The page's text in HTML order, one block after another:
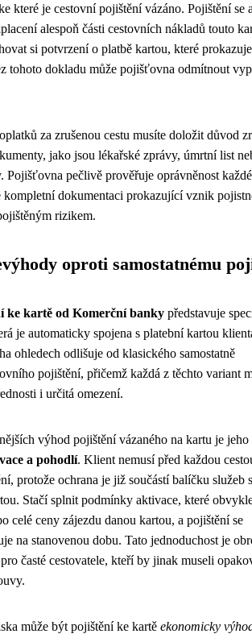
které je cestovní pojištění vázáno. Pojištění se
alespoň části cestovních nákladů touto
si potvrzení o platbě kartou, které
tohoto dokladu může pojišťovna odmítnout
za zrušenou cestu musíte doložit důvod
jako jsou lékařské zprávy, úmrtní list
Pojišťovna pečlivě prověřuje oprávněnost
kompletní dokumentaci prokazující vznik
rizikem.
oproti samostatnému
ke kartě od Komerční banky představuje
je automaticky spojena s platební kartou
ohledech odlišuje od klasického samostatně
pojištění, přičemž každá z těchto variant
i určitá omezení.
výhod pojištění vázaného na kartu je jeho
a pohodlí. Klient nemusí před každou
protože ochrana je již součástí balíčku služeb
Stačí splnit podmínky aktivace, které
celé ceny zájezdu danou kartou, a pojištění se
na stanovenou dobu. Tato jednoduchost je
časté cestovatele, kteří by jinak museli
může být pojištění ke kartě ekonomicky